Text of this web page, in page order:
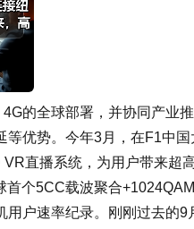
的全球部署，并协同产业
优势。今年3月，在F1中
直播系统，为用户带来超
个5CC载波聚合
户速率纪录。刚刚过去的9